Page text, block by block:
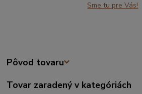
Sme tu pre Vás!
Pôvod tovaru
Tovar zaradený v kategóriách